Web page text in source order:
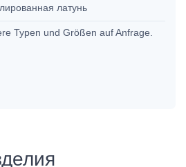
латунь
Typen und Größen auf Anfrage.